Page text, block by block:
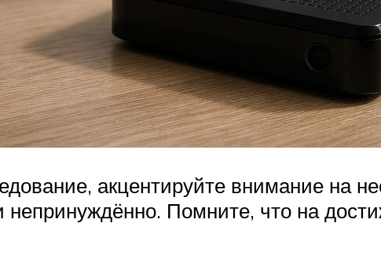
акцентируйте внимание на
Помните, что на